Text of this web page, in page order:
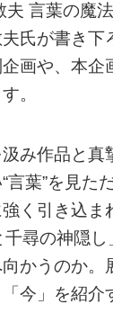
言葉の魔
氏が書き下
画や、本企
。
み作品と真
葉”を見た
く引き込ま
尋の神隠し
かうのか
今」を紹介